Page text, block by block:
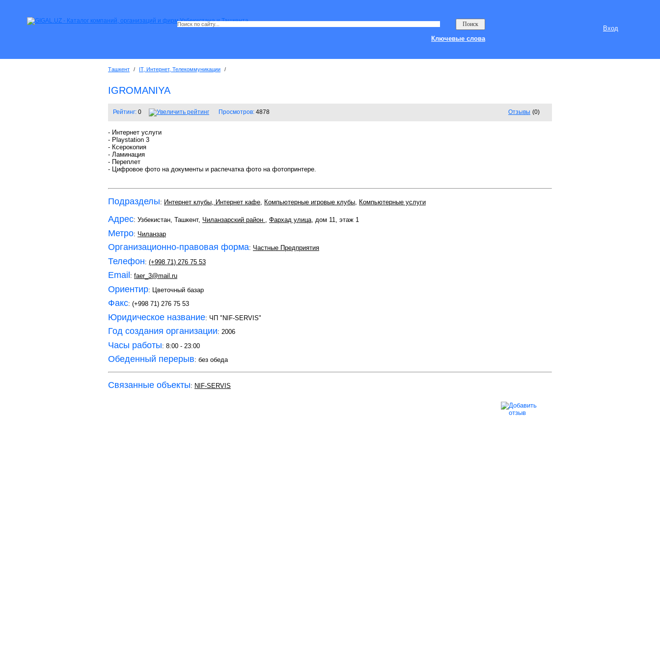
Вход
Ключевые слова
Ташкент / IT, Интернет, Телекоммуникации /
IGROMANIYA
Рейтинг: 0 Просмотров: 4878 Отзывы (0)
- Интернет услуги
- Playstation 3
- Ксерокопия
- Ламинация
- Переплет
- Цифровое фото на документы и распечатка фото на фотопринтере.
Подразделы: Интернет клубы, Интернет кафе, Компьютерные игровые клубы, Компьютерные услуги
Адрес: Узбекистан, Ташкент, Чиланзарский район , Фархад улица, дом 11, этаж 1
Метро: Чиланзар
Организационно-правовая форма: Частные Предприятия
Телефон: (+998 71) 276 75 53
Email : faer_3@mail.ru
Ориентир: Цветочный базар
Факс: (+998 71) 276 75 53
Юридическое название: ЧП "NIF-SERVIS"
Год создания организации: 2006
Часы работы: 8:00 - 23:00
Обеденный перерыв: без обеда
Связанные объекты: NIF-SERVIS